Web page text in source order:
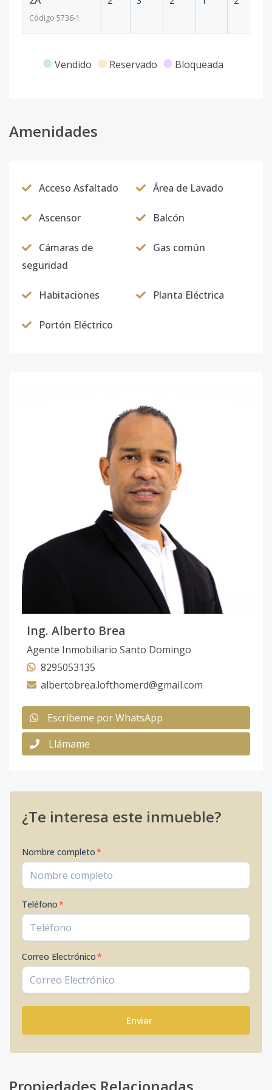
Código 5736-1
Vendido Reservado Bloqueada
Amenidades
Acceso Asfaltado Área de Lavado
Ascensor Balcón
Cámaras de
seguridad
Gas común
Habitaciones Planta Eléctrica
Portón Eléctrico
Ing. Alberto Brea
Agente Inmobiliario Santo Domingo
8295053135
albertobrea.lofthomerd@gmail.com
Escribeme por WhatsApp
Llámame
¿Te interesa este inmueble?
Nombre completo*
Teléfono*
Correo Electrónico*
Enviar